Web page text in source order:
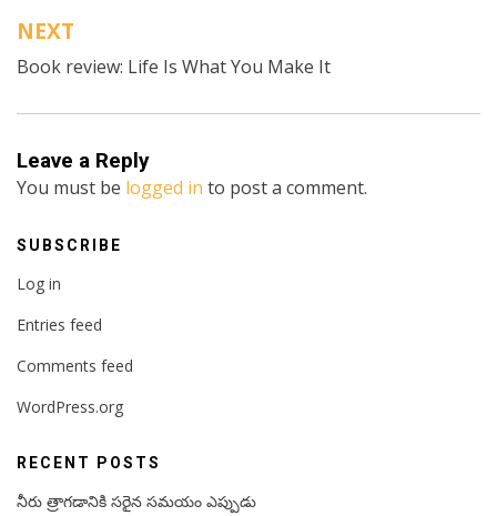
NEXT
Book review: Life Is What You Make It
Leave a Reply
You must be logged in to post a comment.
SUBSCRIBE
Log in
Entries feed
Comments feed
WordPress.org
RECENT POSTS
నీరు త్రాగడానికి సరైన సమయం ఎప్పుడు